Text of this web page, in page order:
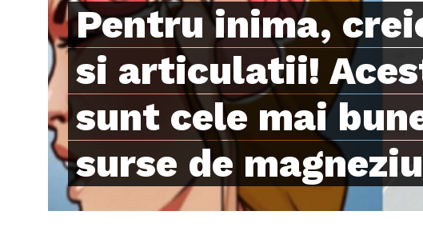
Pentru inima,
si articulatii!
sunt cele mai
surse de magneziu